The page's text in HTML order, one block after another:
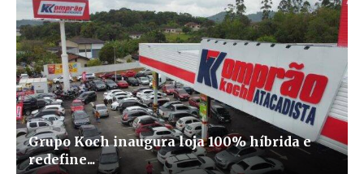
Grupo Koch inaugura loja 100% híbrida e
redefine...